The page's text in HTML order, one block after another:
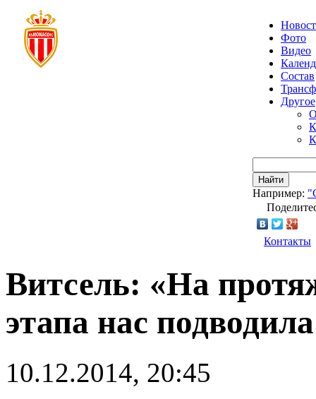
Фото
Видео
Состав
Другое
Найти
Например:
Контакты
Витсель: «На
этапа нас
10.12.2014, 20:45